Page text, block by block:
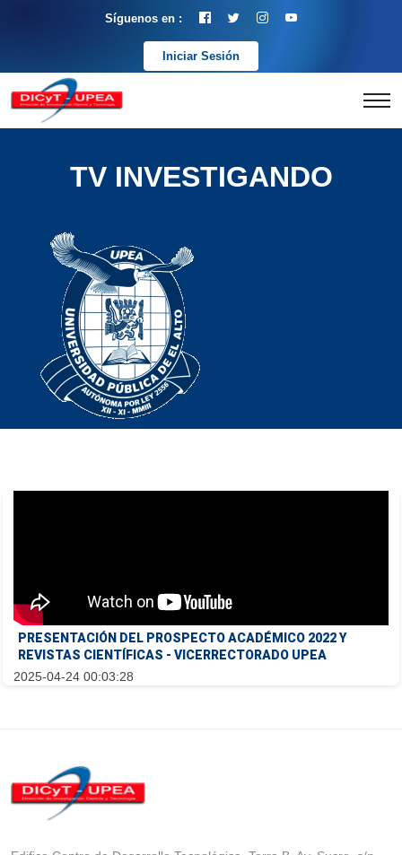
Síguenos en :
Iniciar Sesión
TV INVESTIGANDO
PRESENTACIÓN DEL PROSPECTO ACADÉMICO 2022 Y
REVISTAS CIENTÍFICAS - VICERRECTORADO UPEA
2025-04-24 00:03:28